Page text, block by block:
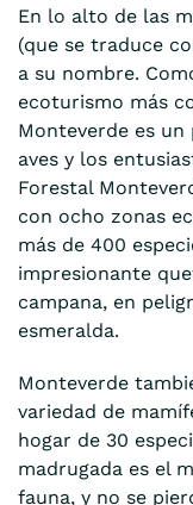
En lo alto de las
(que se traduce
a su nombre.
ecoturismo más
Monteverde es
aves y los
Forestal
con ocho zonas
más de 400
impresionante
campana, en
esmeralda.
Monteverde
variedad de
hogar de 30
madrugada es el
fauna, y no se